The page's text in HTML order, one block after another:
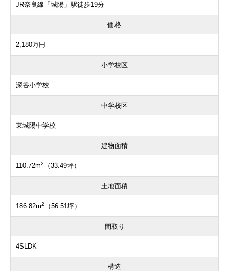
JR奈良線「城陽」駅徒歩19分
価格
2,180万円
小学校区
深谷小学校
中学校区
東城陽中学校
建物面積
110.72m2 （33.49坪）
土地面積
186.82m2 （56.51坪）
間取り
4SLDK
構造